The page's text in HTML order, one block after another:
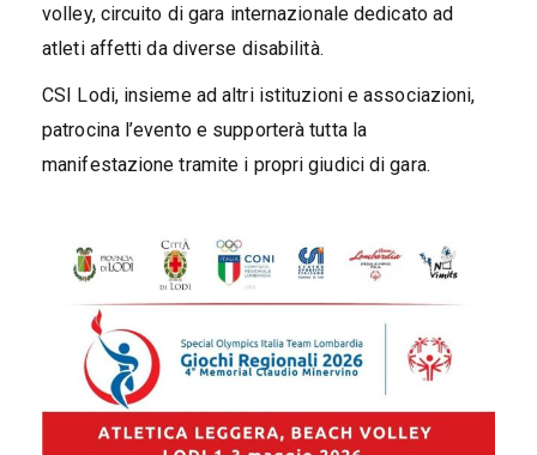
volley, circuito di gara internazionale dedicato ad
atleti affetti da diverse disabilità.
CSI Lodi, insieme ad altri istituzioni e associazioni,
patrocina l’evento e supporterà tutta la
manifestazione tramite i propri giudici di gara.